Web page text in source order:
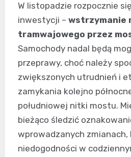
W listopadzie rozpocznie
inwestycji – wstrzymanie
tramwajowego przez
Samochody nadal będą
przeprawy, choć należy
zwiększonych utrudnień i
zamykania kolejno
południowej nitki mostu.
bieżąco śledzić
wprowadzanych
niedogodności w